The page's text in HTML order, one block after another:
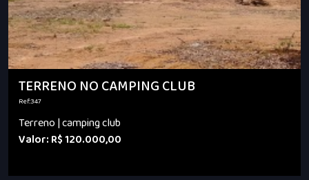
TERRENO NO CAMPING CLUB
Ref.:347
Terreno | camping club
Valor: R$ 120.000,00